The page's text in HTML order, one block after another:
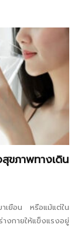
ขภาพทางเดิน
เยือน หรือแม้แต่ใน
งกายให้แข็งแรงอยู่